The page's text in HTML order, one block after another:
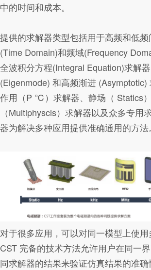
中的时间和成本。
提供的求解器类型包括用于高频和低
(Time Domain)和频域(Frequency
全波积分方程(Integral Equation)求解
(Eigenmode) 和高频渐进 (Asymptotic)
作用（P ℃）求解器、静场（ Statics
（Multiphyscis）求解器以及众多专用
器为解决多种应用提供准确通用的方法。
对于很多应用，可以对同一模型上使用
CST 完备的技术方法允许用户在同一
同求解器的结果来验证仿真结果的准